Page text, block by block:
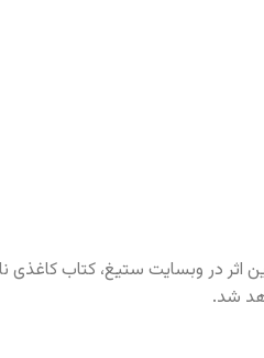
اثر در وبسایت ستیغ، کتاب
شد.